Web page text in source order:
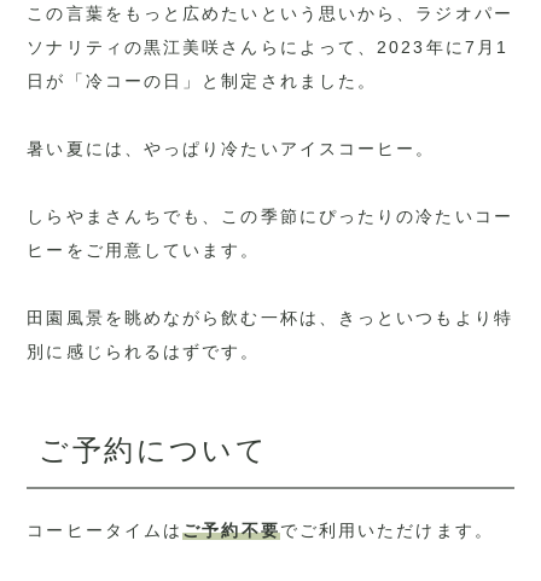
この言葉をもっと広めたいという思いから、ラジオパー
ソナリティの黒江美咲さんらによって、2023年に7月1
日が「冷コーの日」と制定されました。
暑い夏には、やっぱり冷たいアイスコーヒー。
しらやまさんちでも、この季節にぴったりの冷たいコー
ヒーをご用意しています。
田園風景を眺めながら飲む一杯は、きっといつもより特
別に感じられるはずです。
ご予約について
コーヒータイムはご予約不要でご利用いただけます。